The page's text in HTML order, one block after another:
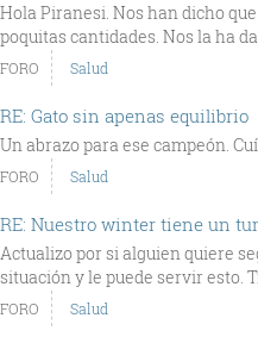
Hola Piranesi. Nos han dicho
poquitas cantidades. Nos la ha
FORO Salud
RE: Gato sin apenas equilibrio
Un abrazo para ese campeón.
FORO Salud
RE: Nuestro winter tiene un
Actualizo por si alguien quiere
situación y le puede servir esto.
FORO Salud